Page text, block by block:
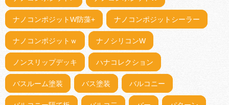
ナノコンポジットW防藻+ ナノコンポジットシーラー
ナノコンポジットｗ ナノシリコンW
ノンスリップデッキ ハナコレクション
バスルーム塗装 バス塗装 バルコニー